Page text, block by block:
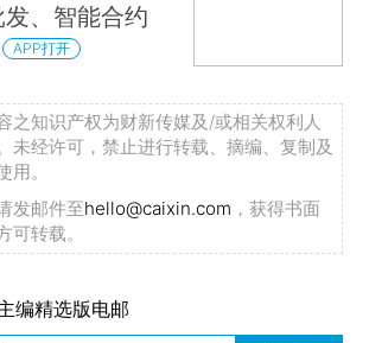
、智能合约
APP打开
之知识产权为财新传媒及/或相关权利人
未经许可，禁止进行转载、摘编、复制及
用。
发邮件至hello@caixin.com ，获得书面
可转载。
编精选版电邮